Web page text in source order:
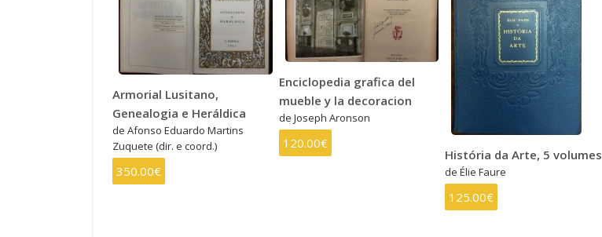
Armorial Lusitano,
Genealogia e Heráldica
de Afonso Eduardo Martins
Zuquete (dir. e coord.)
350.00€
Enciclopedia grafica del
mueble y la decoracion
de Joseph Aronson
120.00€
História da Arte, 5 volumes
de Élie Faure
125.00€